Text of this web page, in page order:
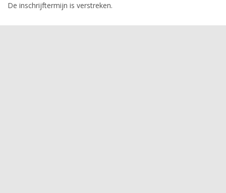
De inschrijftermijn is verstreken.